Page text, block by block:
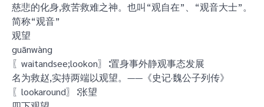
慈悲的化身,救苦救难之神。也叫“观自在”、“观音大士”。
简称“观音”
观望
guānwàng
〖waitandsee;lookon〗∶置身事外静观事态发展
名为救赵,实持两端以观望。——《史记·魏公子列传》
〖lookaround〗∶张望